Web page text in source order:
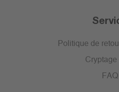
Politique de
Cryptage
FAQ